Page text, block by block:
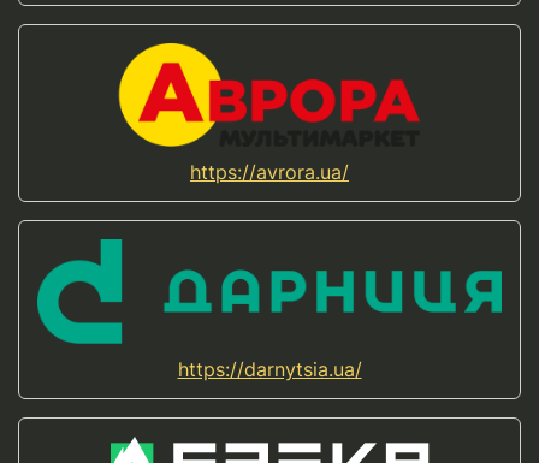
https://avrora.ua/
https://darnytsia.ua/